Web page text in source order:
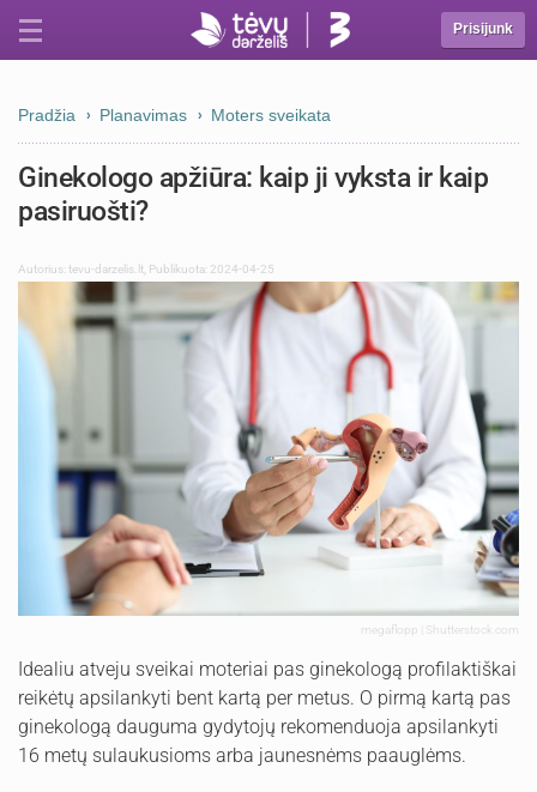
Prisijunk
Pradžia Planavimas Moters sveikata
Ginekologo apžiūra: kaip ji vyksta ir kaip
pasiruošti?
Autorius:tevu-darzelis.lt Publikuota: 2024-04-25
megaflopp | Shutterstock.com
Idealiu atveju sveikai moteriai pas ginekologą profilaktiškai
reikėtų apsilankyti bent kartą per metus. O pirmą kartą pas
ginekologą dauguma gydytojų rekomenduoja apsilankyti
16 metų sulaukusioms arba jaunesnėms paauglėms.